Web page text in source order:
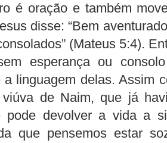
é oração e também
disse: “Bem
(Mateus 5:4).
esperança ou
a linguagem delas. Assim
de Naim, que já
pode devolver a vida a
que pensemos estar